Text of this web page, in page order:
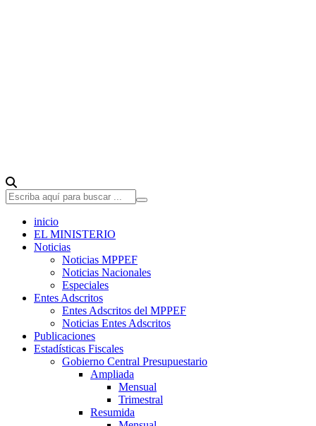
inicio
EL MINISTERIO
Noticias
Noticias MPPEF
Noticias Nacionales
Especiales
Entes Adscritos
Entes Adscritos del MPPEF
Noticias Entes Adscritos
Publicaciones
Estadísticas Fiscales
Gobierno Central Presupuestario
Ampliada
Mensual
Trimestral
Resumida